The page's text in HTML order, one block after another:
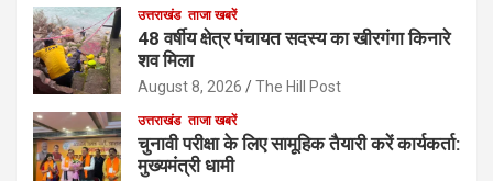
उत्तराखंड ताजा खबरें
48 वर्षीय क्षेत्र पंचायत सदस्य का खीरगंगा किनारे
शव मिला
August 8, 2026 The Hill Post
उत्तराखंड ताजा खबरें
चुनावी परीक्षा के लिए सामूहिक तैयारी करें कार्यकर्ता:
मुख्यमंत्री धामी